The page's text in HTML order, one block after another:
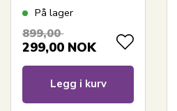
Vendbart med
På lager
899,00
299,00 NOK
Legg i kurv